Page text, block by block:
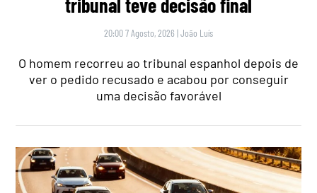
20:00 7 Agosto, 2026 |João Luís
O homem recorreu ao tribunal espanhol depois de
ver o pedido recusado e acabou por conseguir
uma decisão favorável